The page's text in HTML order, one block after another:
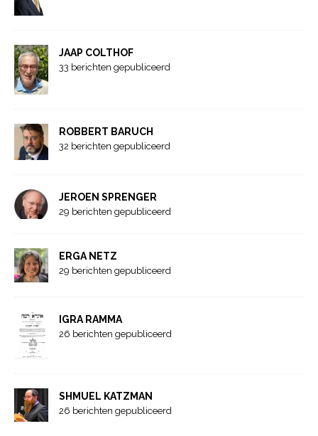
JAAP COLTHOF
33 berichten gepubliceerd
ROBBERT BARUCH
32 berichten gepubliceerd
JEROEN SPRENGER
29 berichten gepubliceerd
ERGA NETZ
29 berichten gepubliceerd
IGRA RAMMA
26 berichten gepubliceerd
SHMUEL KATZMAN
26 berichten gepubliceerd